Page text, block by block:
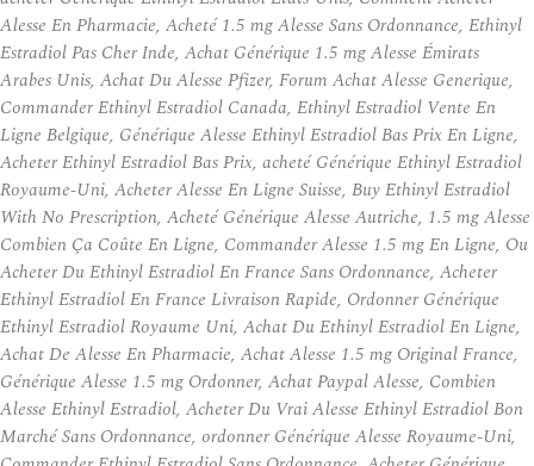
Alesse En Pharmacie, Acheté 1.5 mg Alesse Sans Ordonnance, Ethinyl
Estradiol Pas Cher Inde, Achat Générique 1.5 mg Alesse Émirats
Arabes Unis, Achat Du Alesse Pfizer, Forum Achat Alesse Generique,
Commander Ethinyl Estradiol Canada, Ethinyl Estradiol Vente En
Ligne Belgique, Générique Alesse Ethinyl Estradiol Bas Prix En Ligne,
Acheter Ethinyl Estradiol Bas Prix, acheté Générique Ethinyl Estradiol
Royaume-Uni, Acheter Alesse En Ligne Suisse, Buy Ethinyl Estradiol
With No Prescription, Acheté Générique Alesse Autriche, 1.5 mg Alesse
Combien Ça Coûte En Ligne, Commander Alesse 1.5 mg En Ligne, Ou
Acheter Du Ethinyl Estradiol En France Sans Ordonnance, Acheter
Ethinyl Estradiol En France Livraison Rapide, Ordonner Générique
Ethinyl Estradiol Royaume Uni, Achat Du Ethinyl Estradiol En Ligne,
Achat De Alesse En Pharmacie, Achat Alesse 1.5 mg Original France,
Générique Alesse 1.5 mg Ordonner, Achat Paypal Alesse, Combien
Alesse Ethinyl Estradiol, Acheter Du Vrai Alesse Ethinyl Estradiol Bon
Marché Sans Ordonnance, ordonner Générique Alesse Royaume-Uni,